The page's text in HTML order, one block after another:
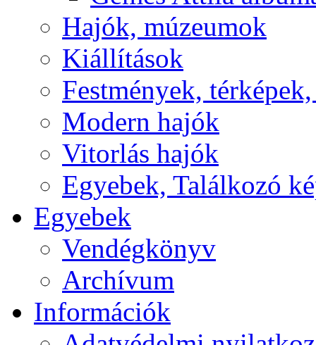
Hajók, múzeumok
Kiállítások
Festmények,
Modern hajók
Vitorlás hajók
Egyebek, Találkozó
Egyebek
Vendégkönyv
Archívum
Információk